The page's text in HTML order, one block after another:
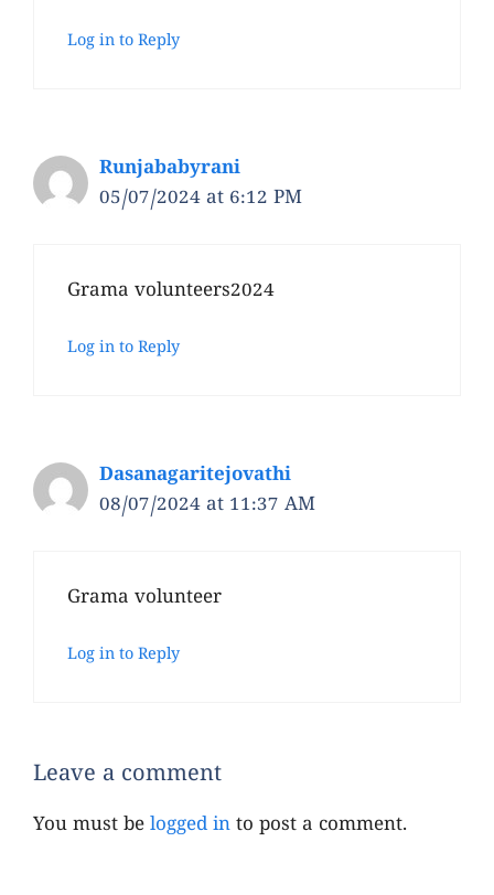
Log in to Reply
Runjababyrani
05/07/2024 at 6:12 PM
Grama volunteers2024
Log in to Reply
Dasanagaritejovathi
08/07/2024 at 11:37 AM
Grama volunteer
Log in to Reply
Leave a comment
You must be logged in to post a comment.